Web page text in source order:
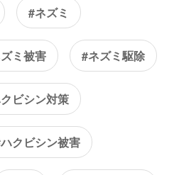
#ネズミ
ミ被害 #ネズミ駆除
ビシン対策
クビシン被害